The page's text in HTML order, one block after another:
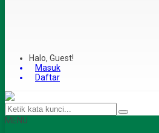
Halo, Guest!
Masuk
Daftar
MENU